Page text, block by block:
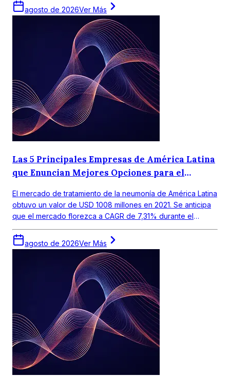
millones en 2035.
agosto de 2026Ver Más
Las 5 Principales Empresas de América Latina
que Enuncian Mejores Opciones para el
El mercado de tratamiento de la neumonía de América Latina
obtuvo un valor de USD 1008 millones en 2021. Se anticipa
que el mercado florezca a CAGR de 7,31% durante el
periodo de pronóstico 2022-2027.
agosto de 2026Ver Más